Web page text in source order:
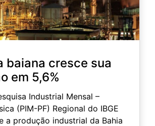
baiana cresce sua
em 5,6%
Industrial Mensal –
(PIM-PF) Regional do IBGE
a produção industrial da Bahia